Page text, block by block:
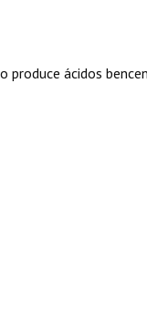
produce ácidos